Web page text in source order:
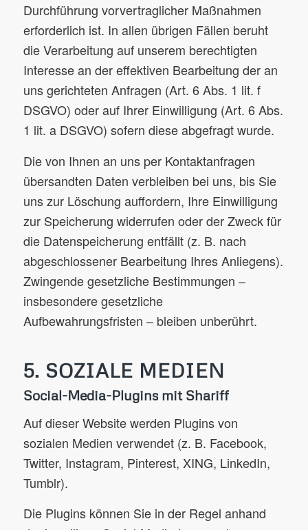
Durchführung vorvertraglicher Maßnahmen
erforderlich ist. In allen übrigen Fällen beruht
die Verarbeitung auf unserem berechtigten
Interesse an der effektiven Bearbeitung der an
uns gerichteten Anfragen (Art. 6 Abs. 1 lit. f
DSGVO) oder auf Ihrer Einwilligung (Art. 6 Abs.
1 lit. a DSGVO) sofern diese abgefragt wurde.
Die von Ihnen an uns per Kontaktanfragen
übersandten Daten verbleiben bei uns, bis Sie
uns zur Löschung auffordern, Ihre Einwilligung
zur Speicherung widerrufen oder der Zweck für
die Datenspeicherung entfällt (z. B. nach
abgeschlossener Bearbeitung Ihres Anliegens).
Zwingende gesetzliche Bestimmungen –
insbesondere gesetzliche
Aufbewahrungsfristen – bleiben unberührt.
5. SOZIALE MEDIEN
Social-Media-Plugins mit Shariff
Auf dieser Website werden Plugins von
sozialen Medien verwendet (z. B. Facebook,
Twitter, Instagram, Pinterest, XING, LinkedIn,
Tumblr).
Die Plugins können Sie in der Regel anhand